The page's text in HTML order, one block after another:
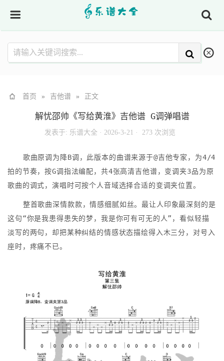
首页 » 吉他谱 » 正文
解忧邵帅《写给黄淮》吉他谱 G调弹唱谱
发表于: 乐谱大全 · 2026-3-21 · 273 次浏览
歌曲原调为降B调，此版本的曲谱来源于@吉他专家，为4/4
拍的节奏，按G调指法编配，共4张高清吉他谱，变调夹3品为原
歌曲的调式，演唱时可按个人音域选择合适的变调夹位置。
整首歌曲深情款款，情感细腻如丝。最让人印象最深刻的是
这句“你是我患得患失的梦，我是你可有可无的人”，看似轻描
淡写的两句，却把某种纠结的情感状态描绘得入木三分，对号入
座时，疼痛不已。